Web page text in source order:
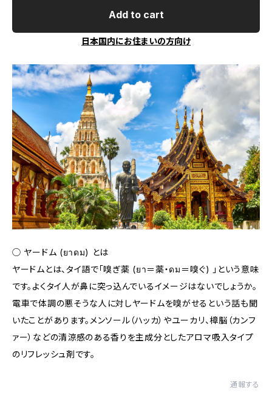
Add to cart
日本国内にお住まいの方向け
◯ ヤードム (ยาดม) とは
ヤードムとは、タイ語で「嗅ぎ薬 (ยา＝薬・ดม＝嗅ぐ) 」という意味
です。よくタイ人が鼻に突っ込んでいるイメージはないでしょうか。
電車で体調の悪そうな人に対しヤードムを嗅がせるという話も聞
いたことがあります。メンソール（ハッカ）やユーカリ、樟脳（カンフ
ァー）などの清涼感のある香りを主成分としたアロマ吸入タイプ
のリフレッシュ剤です。
通報する